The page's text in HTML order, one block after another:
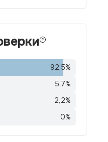
92,5%
5,7%
2,2%
0%